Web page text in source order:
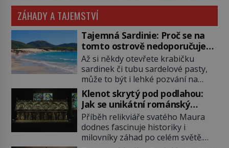
ZÁHADY A TAJEMSTVÍ
Tajemná Sardinie: Proč se na
tomto ostrově nedoporučuje
pytlovat „mořské brambory“?
Až si někdy otevřete krabičku
sardinek či tubu sardelové pasty,
může to být i lehké pozvání na
cestu do srdce Středozemního
moře, na ostrov hrdých Sardů.
Věděli jste, že to byl právě italský
ostrov Sardinie, jenž těmto
produktům moře propůjčil své
jméno. Co dalšího je pro Sardinii
Klenot skrytý pod podlahou:
Jak se unikátní románský
poklad dostal do zapadlého
Bečova?
Příběh relikviáře svatého Maura
dodnes fascinuje historiky i
milovníky záhad po celém světě.